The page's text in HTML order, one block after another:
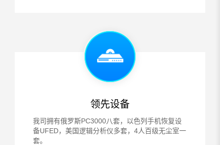
领先设备
我司拥有俄罗斯PC3000八套，以色列手机恢复设
备UFED，美国逻辑分析仪多套，4人百级无尘室一
套。